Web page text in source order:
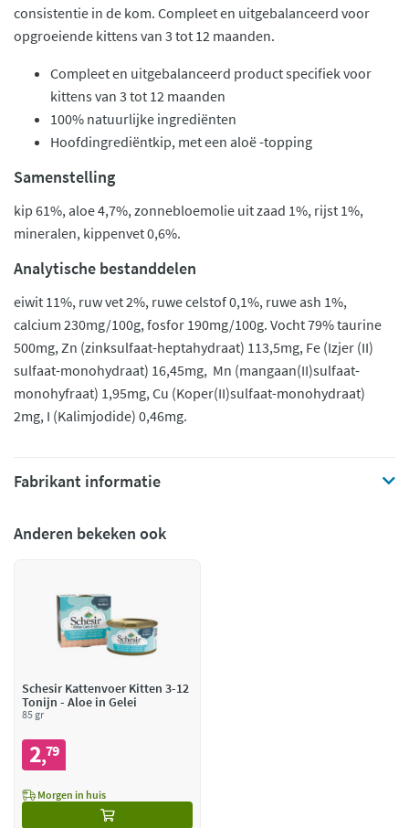
consistentie in de kom. Compleet en uitgebalanceerd voor
opgroeiende kittens van 3 tot 12 maanden.
Compleet en uitgebalanceerd product specifiek voor
kittens van 3 tot 12 maanden
100% natuurlijke ingrediënten
Hoofdingrediëntkip, met een aloë -topping
Samenstelling
kip 61%, aloe 4,7%, zonnebloemolie uit zaad 1%, rijst 1%,
mineralen, kippenvet 0,6%.
Analytische bestanddelen
eiwit 11%, ruw vet 2%, ruwe celstof 0,1%, ruwe ash 1%,
calcium 230mg/100g, fosfor 190mg/100g. Vocht 79% taurine
500mg, Zn (zinksulfaat-heptahydraat) 113,5mg, Fe (Izjer (II)
sulfaat-monohydraat) 16,45mg, Mn (mangaan(II)sulfaat-
monohyfraat) 1,95mg, Cu (Koper(II)sulfaat-monohydraat)
2mg, I (Kalimjodide) 0,46mg.
Fabrikant informatie
Anderen bekeken ook
Schesir Kattenvoer Kitten 3-12
Tonijn - Aloe in Gelei
85 gr
2,79
Morgen in huis